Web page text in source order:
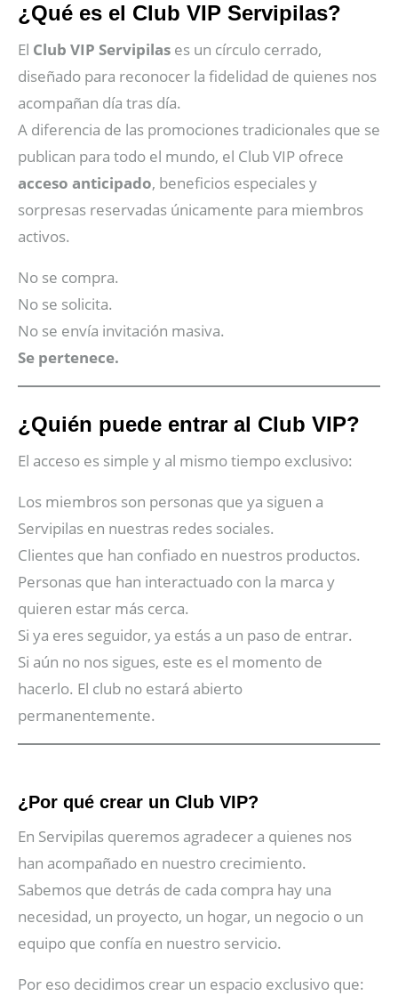
¿Qué es el Club VIP Servipilas?
El Club VIP Servipilas es un círculo cerrado,
diseñado para reconocer la fidelidad de quienes nos
acompañan día tras día.
A diferencia de las promociones tradicionales que se
publican para todo el mundo, el Club VIP ofrece
acceso anticipado, beneficios especiales y
sorpresas reservadas únicamente para miembros
activos.
No se compra.
No se solicita.
No se envía invitación masiva.
Se pertenece.
¿Quién puede entrar al Club VIP?
El acceso es simple y al mismo tiempo exclusivo:
Los miembros son personas que ya siguen a
Servipilas en nuestras redes sociales.
Clientes que han confiado en nuestros productos.
Personas que han interactuado con la marca y
quieren estar más cerca.
Si ya eres seguidor, ya estás a un paso de entrar.
Si aún no nos sigues, este es el momento de
hacerlo. El club no estará abierto
permanentemente.
¿Por qué crear un Club VIP?
En Servipilas queremos agradecer a quienes nos
han acompañado en nuestro crecimiento.
Sabemos que detrás de cada compra hay una
necesidad, un proyecto, un hogar, un negocio o un
equipo que confía en nuestro servicio.
Por eso decidimos crear un espacio exclusivo que: